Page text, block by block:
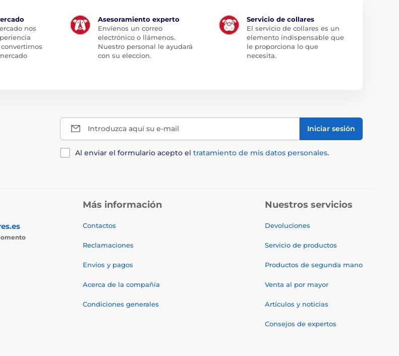
nos
Asesoramiento experto
Envíenos un correo
electrónico o llámenos.
Nuestro personal le ayudará
con su eleccion.
Servicio de collares
El servicio de collares es un
elemento indispensable que
le proporciona lo que
necesita.
Introduzca aquí su e-mail Iniciar sesión
Al enviar el formulario acepto el tratamiento de mis datos personales.
Más información
Contactos
Reclamaciones
Envíos y pagos
Acerca de la compañía
Condiciones generales
Nuestros servicios
Devoluciones
Servicio de productos
Productos de segunda mano
Venta al por mayor
Artículos y noticias
Consejos de expertos